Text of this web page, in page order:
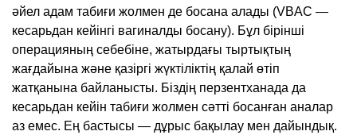
әйел адам табиғи жолмен де босана алады (VBAC —
кесарьдан кейінгі вагиналды босану). Бұл бірінші
операцияның себебіне, жатырдағы тыртықтың
жағдайына және қазіргі жүктіліктің қалай өтіп
жатқанына байланысты. Біздің перзентханада да
кесарьдан кейін табиғи жолмен сәтті босанған аналар
аз емес. Ең бастысы — дұрыс бақылау мен дайындық.